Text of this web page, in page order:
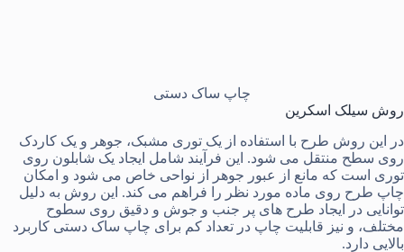
چاپ ساک دستی
روش سیلک اسکرین
در این روش طرح با استفاده از یک توری مشبک، جوهر و یک کاردک
روی سطح منتقل می ‌شود. این فرآیند شامل ایجاد یک شابلون روی
توری است که مانع از عبور جوهر از نواحی خاص می ‌شود و امکان
چاپ طرح روی ماده مورد نظر را فراهم می ‌کند. این روش به دلیل
توانایی در ایجاد طرح ‌های پر جنب و جوش و دقیق روی سطوح
مختلف، و نیز قابلیت چاپ در تعداد کم برای چاپ ساک دستی کاربرد
بالایی دارد.